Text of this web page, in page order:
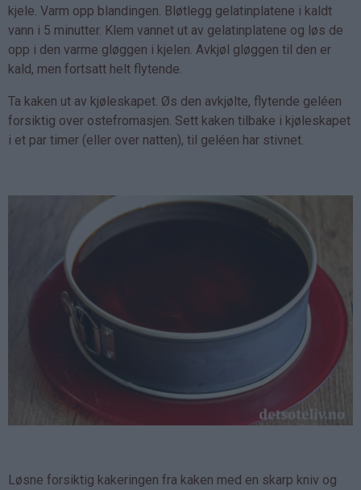
kjele. Varm opp blandingen. Bløtlegg gelatinplatene i kaldt
vann i 5 minutter. Klem vannet ut av gelatinplatene og løs de
opp i den varme gløggen i kjelen. Avkjøl gløggen til den er
kald, men fortsatt helt flytende.
Ta kaken ut av kjøleskapet. Øs den avkjølte, flytende geléen
forsiktig over ostefromasjen. Sett kaken tilbake i kjøleskapet
i et par timer (eller over natten), til geléen har stivnet.
Løsne forsiktig kakeringen fra kaken med en skarp kniv og